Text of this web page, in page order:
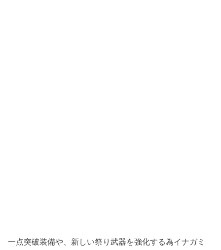
一点突破装備や、新しい祭り武器を強化する為イナガミ